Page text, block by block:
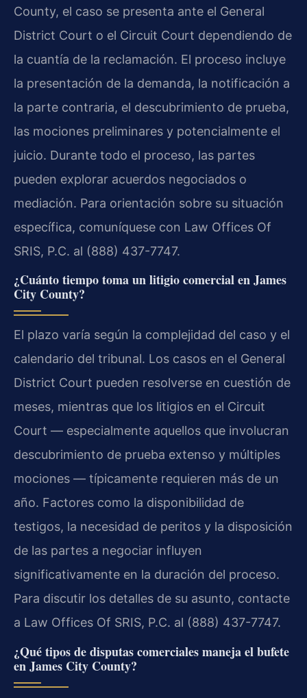
County, el caso se presenta ante el General
District Court o el Circuit Court dependiendo de
la cuantía de la reclamación. El proceso incluye
la presentación de la demanda, la notificación a
la parte contraria, el descubrimiento de prueba,
las mociones preliminares y potencialmente el
juicio. Durante todo el proceso, las partes
pueden explorar acuerdos negociados o
mediación. Para orientación sobre su situación
específica, comuníquese con Law Offices Of
SRIS, P.C. al (888) 437-7747.
¿Cuánto tiempo toma un litigio comercial en James
City County?
El plazo varía según la complejidad del caso y el
calendario del tribunal. Los casos en el General
District Court pueden resolverse en cuestión de
meses, mientras que los litigios en el Circuit
Court — especialmente aquellos que involucran
descubrimiento de prueba extenso y múltiples
mociones — típicamente requieren más de un
año. Factores como la disponibilidad de
testigos, la necesidad de peritos y la disposición
de las partes a negociar influyen
significativamente en la duración del proceso.
Para discutir los detalles de su asunto, contacte
a Law Offices Of SRIS, P.C. al (888) 437-7747.
¿Qué tipos de disputas comerciales maneja el bufete
en James City County?